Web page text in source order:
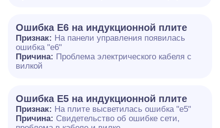
Ошибка E6 на индукционной плите
Признак: На панели управления появилась
ошибка "e6"
Причина: Проблема электрического кабеля с
вилкой
Ошибка Е5 на индукционной плите
Признак: На плите высветилась ошибка "е5"
Причина: Свидетельство об ошибке сети,